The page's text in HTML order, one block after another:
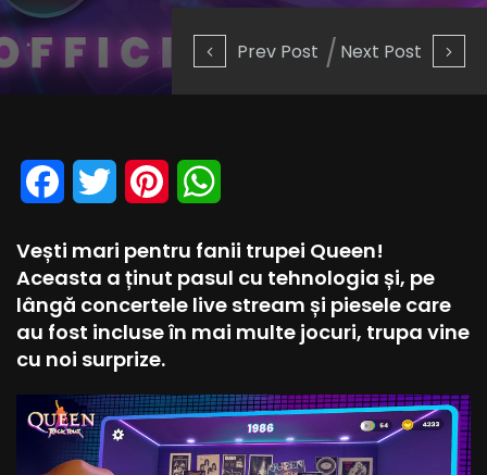
Prev Post Next Post
Facebook
Twitter Pinterest
Vești mari pentru fanii trupei Queen!
Aceasta a ținut pasul cu tehnologia și, pe
lângă concertele live stream și piesele care
au fost incluse în mai multe jocuri, trupa vine
cu noi surprize.